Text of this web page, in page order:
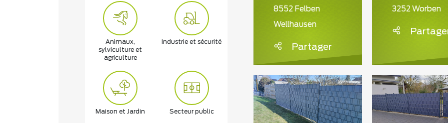
Animaux,
sylviculture et
agriculture
Industrie et sécurité
Maison et Jardin Secteur public
8552 Felben
Wellhausen
Partager
3252 Worben